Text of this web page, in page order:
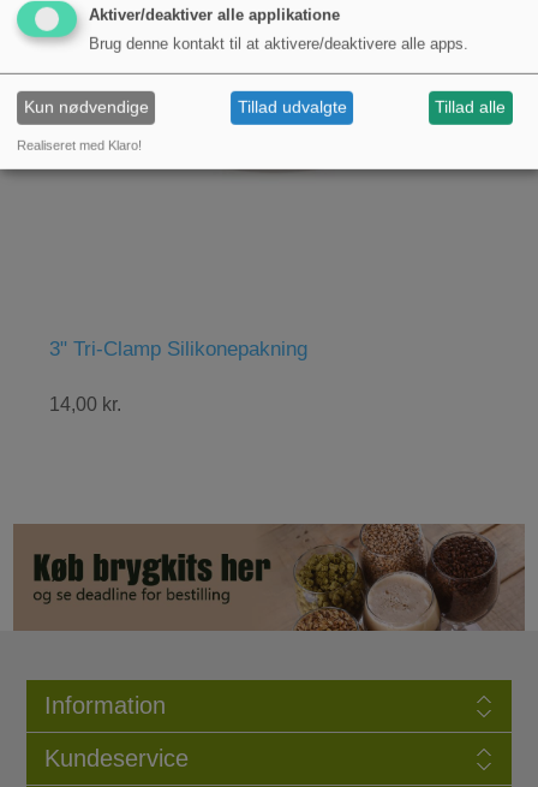
Tri-Clamp Silikonepakning
kr.
Information
Kundeservice
Aktiver/deaktiver alle applikatione
Brug denne kontakt til at aktivere/deaktivere alle apps.
Kun nødvendige Tillad udvalgte Tillad alle
Realiseret med Klaro!